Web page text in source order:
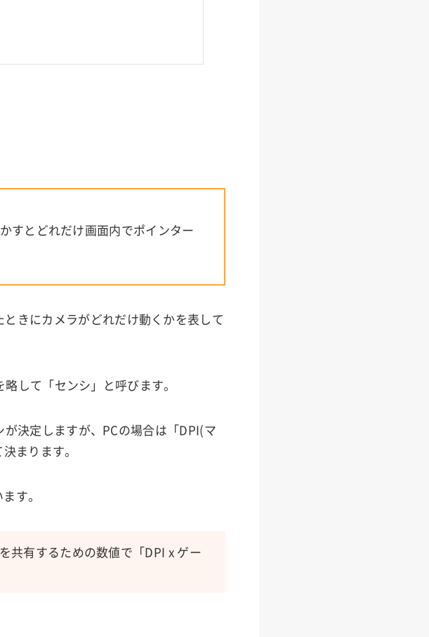
すとどれだけ画面内でポインター
きにカメラがどれだけ動くかを表して
して「センシ」と呼びます。
決定しますが、PCの場合は「DPI(マ
まります。
す。
共有するための数値で「DPI x ゲー